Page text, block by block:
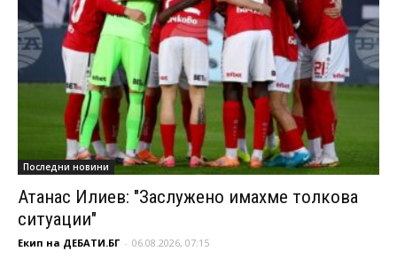
Последни новини
Атанас Илиев: "Заслужено имахме толкова
ситуации"
Екип на ДЕБАТИ.БГ - 06.08.2026, 07:15